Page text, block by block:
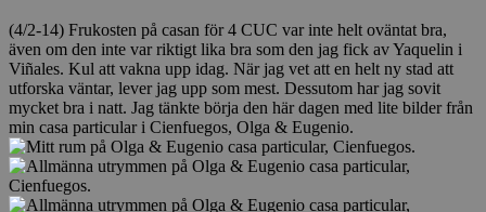
(4/2-14) Frukosten på casan för 4 CUC var inte helt oväntat bra,
även om den inte var riktigt lika bra som den jag fick av Yaquelin i
Viñales. Kul att vakna upp idag. När jag vet att en helt ny stad att
utforska väntar, lever jag upp som mest. Dessutom har jag sovit
mycket bra i natt. Jag tänkte börja den här dagen med lite bilder från
min casa particular i Cienfuegos, Olga & Eugenio.